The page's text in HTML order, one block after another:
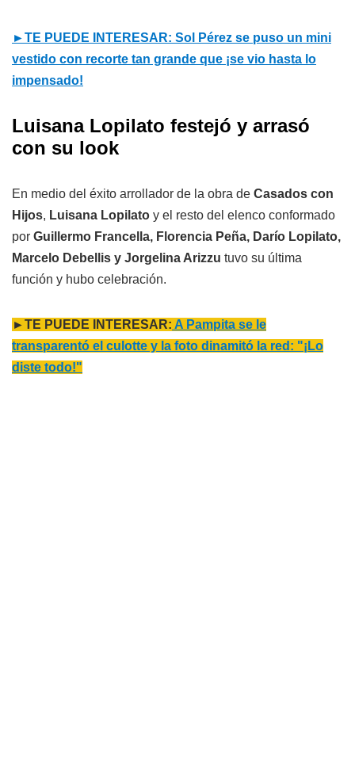
►TE PUEDE INTERESAR: Sol Pérez se puso un mini
vestido con recorte tan grande que ¡se vio hasta lo
impensado!
Luisana Lopilato festejó y arrasó
con su look
En medio del éxito arrollador de la obra de Casados con
Hijos, Luisana Lopilato y el resto del elenco conformado
por Guillermo Francella, Florencia Peña, Darío Lopilato,
Marcelo Debellis y Jorgelina Arizzu tuvo su última
función y hubo celebración.
►TE PUEDE INTERESAR: A Pampita se le
transparentó el culotte y la foto dinamitó la red: "¡Lo
diste todo!"